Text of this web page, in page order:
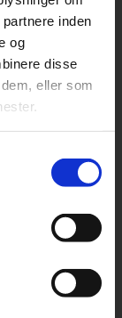
inden
og
disse
eller som
Fru Larsen